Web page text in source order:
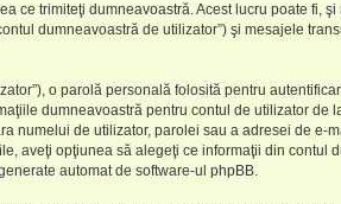
ce trimiteţi dumneavoastră. Acest lucru poate fi,
dumneavoastră de utilizator”) şi mesajele
o parolă personală folosită pentru
dumneavoastră pentru contul de utilizator de
de utilizator, parolei sau a adresei de e-
aveţi opţiunea să alegeţi ce informaţii din contul
automat de software-ul phpBB.